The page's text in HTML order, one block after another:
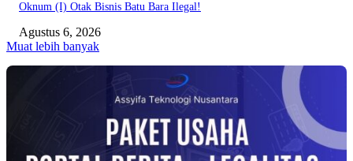
Oknum (I) Otak Bisnis Batu Bara Ilegal!
Agustus 6, 2026
Muat lebih banyak